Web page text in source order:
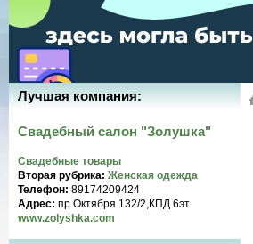
Лучшая компания:
Свадебный салон "Золушка"
Свадебные товары
Вторая рубрика: Женская одежда
Телефон: 89174209424
Адрес: пр.Октября 132/2,КПД 6эт.
www.zolyshka.com